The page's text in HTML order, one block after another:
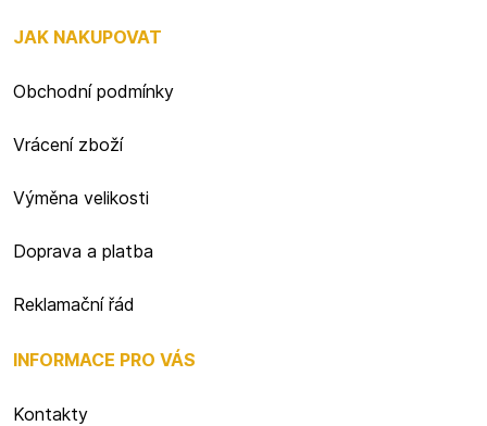
JAK NAKUPOVAT
Obchodní podmínky
Vrácení zboží
Výměna velikosti
Doprava a platba
Reklamační řád
INFORMACE PRO VÁS
Kontakty